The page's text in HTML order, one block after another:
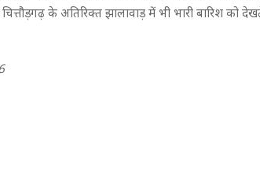
के अतिरिक्त झालावाड़ में भी भारी बारिश को